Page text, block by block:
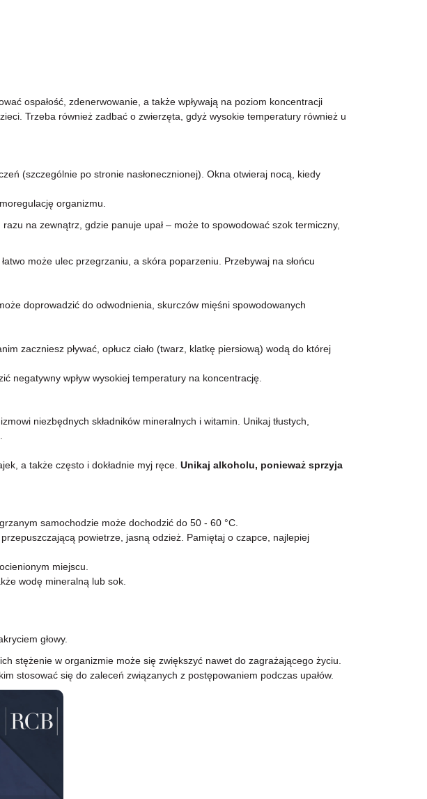
ospałość, zdenerwowanie, a także wpływają na poziom koncentracji
Trzeba również zadbać o zwierzęta, gdyż wysokie temperatury również u
(szczególnie po stronie nasłonecznionej). Okna otwieraj nocą, kiedy
organizmu.
na zewnątrz, gdzie panuje upał – może to spowodować szok termiczny,
może ulec przegrzaniu, a skóra poparzeniu. Przebywaj na słońcu
doprowadzić do odwodnienia, skurczów mięśni spowodowanych
zaczniesz pływać, opłucz ciało (twarz, klatkę piersiową) wodą do której
negatywny wpływ wysokiej temperatury na koncentrację.
niezbędnych składników mineralnych i witamin. Unikaj tłustych,
a także często i dokładnie myj ręce. Unikaj alkoholu, ponieważ sprzyja
samochodzie może dochodzić do 50 - 60 °C.
powietrze, jasną odzież. Pamiętaj o czapce, najlepiej
miejscu.
wodę mineralną lub sok.
głowy.
stężenie w organizmie może się zwiększyć nawet do zagrażającego życiu.
stosować się do zaleceń związanych z postępowaniem podczas upałów.